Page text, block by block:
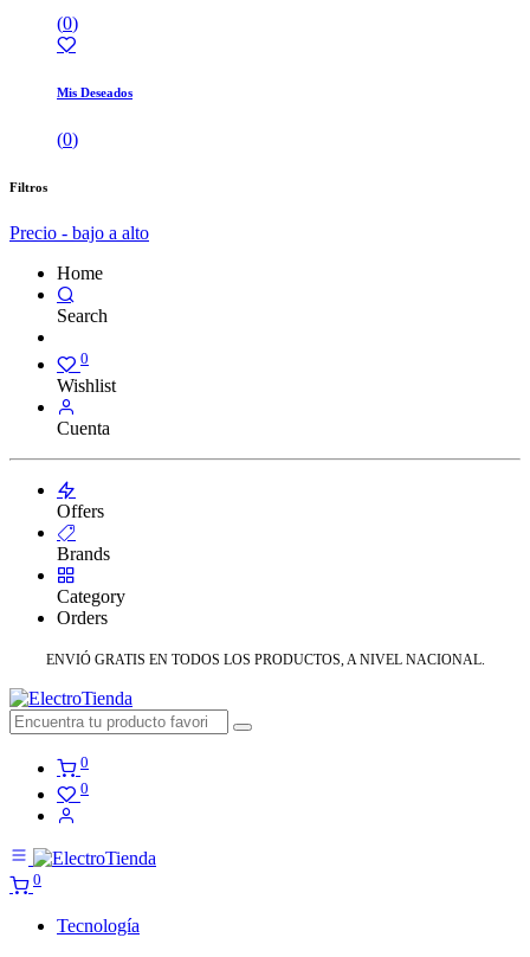
(0)
Mis Deseados
(0)
Filtros
Precio - bajo a alto
Home
Search
0
Wishlist
Cuenta
Offers
Brands
Category
Orders
ENVIÓ GRATIS EN TODOS LOS PRODUCTOS, A NIVEL NACIONAL.
0
0
0
Tecnología